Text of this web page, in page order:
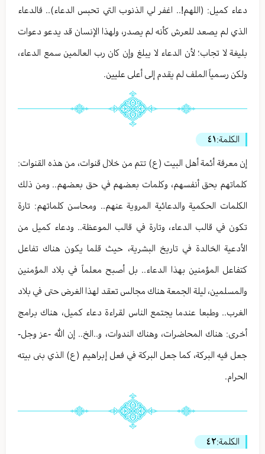
دعاء كميل: (اللهم!.. اغفر لي الذنوب التي تحبس الدعاء).. فالدعاء
الذي لم يصعد للعرش كأنه لم يصدر، ولهذا الإنسان قد يدعو دعوات
بليغة لا تجاب؛ لأن الدعاء لا يبلغ وإن كان رب العالمين سمع الدعاء،
ولكن رسمياً الملف لم يقدم إلى أعلى عليين.
الكلمة:٤١
إن معرفة أئمة أهل البيت (ع) تتم من خلال قنوات، من هذه القنوات:
كلماتهم بحق أنفسهم، وكلمات بعضهم في حق بعضهم.. ومن ذلك
الكلمات الحكمية والدعائية المروية عنهم.. ومحاسن كلماتهم: تارة
تكون في قالب الدعاء، وتارة في قالب الموعظة.. ودعاء كميل من
الأدعية الخالدة في تاريخ البشرية، حيث قلما يكون هناك تفاعل
كتفاعل المؤمنين بهذا الدعاء.. بل أصبح معلماً في بلاد المؤمنين
والمسلمين، ليلة الجمعة هناك مجالس تعقد لهذا الغرض حتى في بلاد
الغرب.. وطبعا عندما يجتمع الناس لقراءة دعاء كميل، هناك برامج
أخرى: هناك المحاضرات، وهناك الندوات، و..الخ.. إن الله -عز وجل-
جعل فيه البركة، كما جعل البركة في فعل إبراهيم (ع) الذي بنى بيته
الحرام.
الكلمة:٤٢